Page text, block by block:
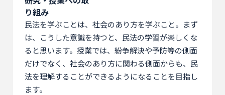
り組み
民法を学ぶことは、社会のあり方を学ぶこと。まず
は、こうした意識を持つと、民法の学習が楽しくな
ると思います。授業では、紛争解決や予防等の側面
だけでなく、社会のあり方に関わる側面からも、民
法を理解することができるようになることを目指し
ます。